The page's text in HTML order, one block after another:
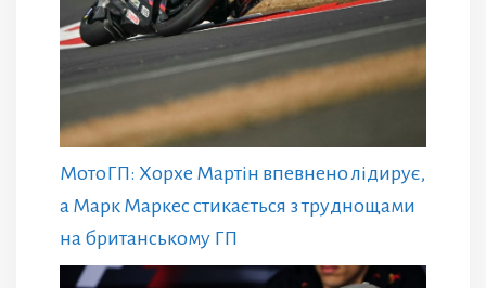
МотоГП: Хорхе Мартін впевнено лідирує,
а Марк Маркес стикається з труднощами
на британському ГП